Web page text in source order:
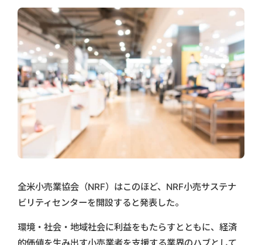
全米小売業協会（NRF）はこのほど、NRF小売サステナ
ビリティセンターを開設すると発表した。
環境・社会・地域社会に利益をもたらすとともに、経済